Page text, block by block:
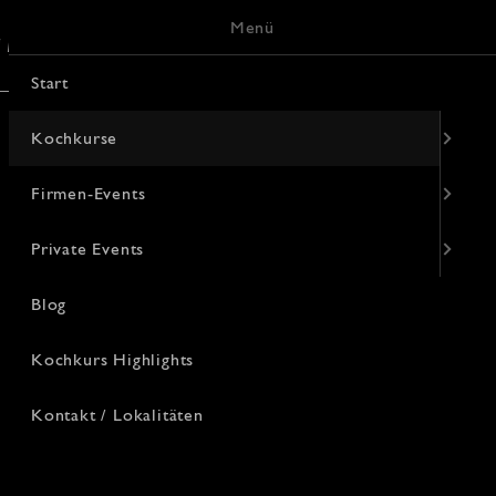
Menü
Start
Kochkurse
Firmen-Events
Private Events
Blog
Kochkurs Highlights
Kontakt / Lokalitäten